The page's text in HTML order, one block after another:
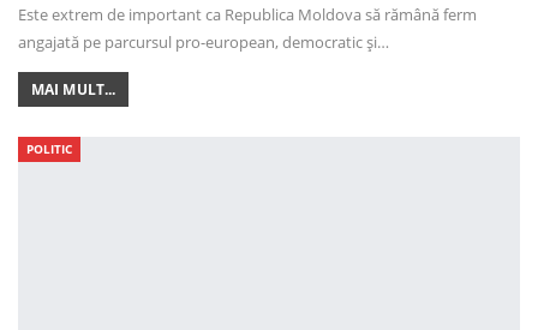
Este extrem de important ca Republica Moldova să rămână ferm
angajată pe parcursul pro-european, democratic și…
MAI MULT...
POLITIC